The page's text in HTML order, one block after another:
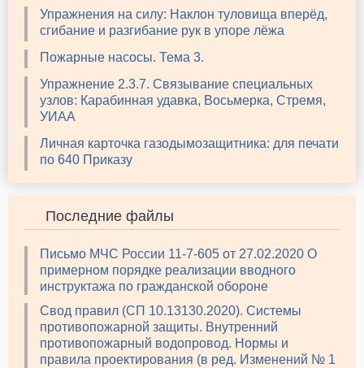
Упражнения на силу: Наклон туловища вперёд,
сгибание и разгибание рук в упоре лёжа
Пожарные насосы. Тема 3.
Упражнение 2.3.7. Связывание специальных
узлов: Карабинная удавка, Восьмерка, Стремя,
УИАА
Личная карточка газодымозащитника: для печати
по 640 Приказу
Последние файлы
Письмо МЧС России 11-7-605 от 27.02.2020 О
примерном порядке реализации вводного
инструктажа по гражданской обороне
Свод правил (СП 10.13130.2020). Системы
противопожарной защиты. Внутренний
противопожарный водопровод. Нормы и
правила проектирования (в ред. Изменений № 1